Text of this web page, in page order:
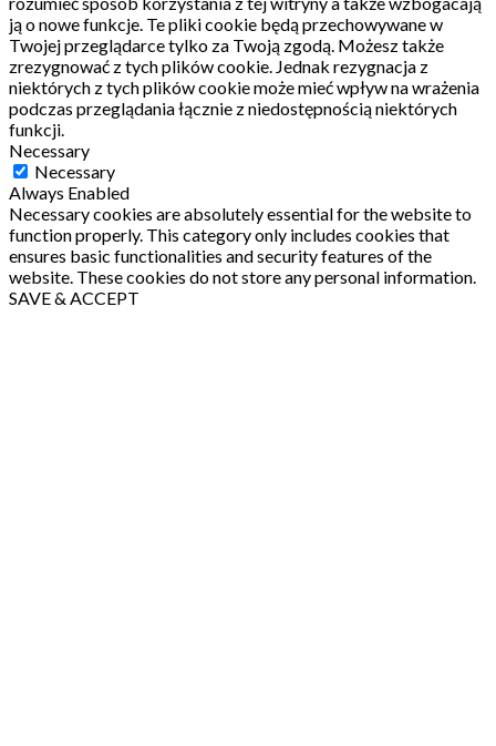
ją o nowe funkcje. Te pliki cookie będą przechowywane w
Twojej przeglądarce tylko za Twoją zgodą. Możesz także
zrezygnować z tych plików cookie. Jednak rezygnacja z
niektórych z tych plików cookie może mieć wpływ na wrażenia
podczas przeglądania łącznie z niedostępnością niektórych
funkcji.
Necessary
Necessary
Always Enabled
Necessary cookies are absolutely essential for the website to
function properly. This category only includes cookies that
ensures basic functionalities and security features of the
website. These cookies do not store any personal information.
SAVE & ACCEPT